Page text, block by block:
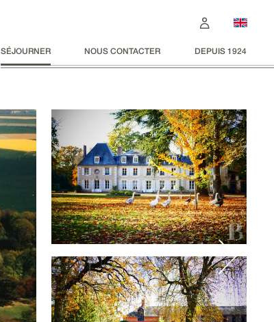
SÉJOURNER NOUS CONTACTER DEPUIS 1924